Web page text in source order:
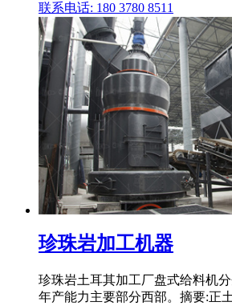
联系电话: 180 3780 8511
珍珠岩加工机器
珍珠岩土耳其加工厂盘式给料机
年产能力主要部分西部。摘要:正